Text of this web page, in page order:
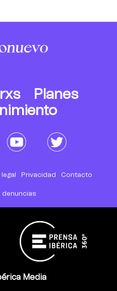
Planes
Privacidad Contacto
denuncias
Media